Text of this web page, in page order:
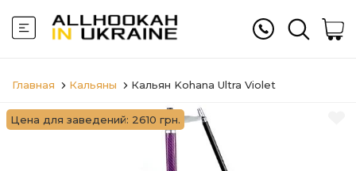
Главная Кальяны Кальян Kohana Ultra Violet
Цена для заведений: 2610 грн.